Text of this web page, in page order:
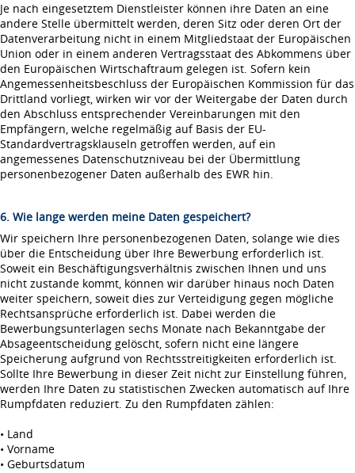
Je nach eingesetztem Dienstleister können ihre Daten an eine
andere Stelle übermittelt werden, deren Sitz oder deren Ort der
Datenverarbeitung nicht in einem Mitgliedstaat der Europäischen
Union oder in einem anderen Vertragsstaat des Abkommens über
den Europäischen Wirtschaftraum gelegen ist. Sofern kein
Angemessenheitsbeschluss der Europäischen Kommission für das
Drittland vorliegt, wirken wir vor der Weitergabe der Daten durch
den Abschluss entsprechender Vereinbarungen mit den
Empfängern, welche regelmäßig auf Basis der EU-
Standardvertragsklauseln getroffen werden, auf ein
angemessenes Datenschutzniveau bei der Übermittlung
personenbezogener Daten außerhalb des EWR hin.
6. Wie lange werden meine Daten gespeichert?
Wir speichern Ihre personenbezogenen Daten, solange wie dies
über die Entscheidung über Ihre Bewerbung erforderlich ist.
Soweit ein Beschäftigungsverhältnis zwischen Ihnen und uns
nicht zustande kommt, können wir darüber hinaus noch Daten
weiter speichern, soweit dies zur Verteidigung gegen mögliche
Rechtsansprüche erforderlich ist. Dabei werden die
Bewerbungsunterlagen sechs Monate nach Bekanntgabe der
Absageentscheidung gelöscht, sofern nicht eine längere
Speicherung aufgrund von Rechtsstreitigkeiten erforderlich ist.
Sollte Ihre Bewerbung in dieser Zeit nicht zur Einstellung führen,
werden Ihre Daten zu statistischen Zwecken automatisch auf Ihre
Rumpfdaten reduziert. Zu den Rumpfdaten zählen:
• Land
• Vorname
• Geburtsdatum